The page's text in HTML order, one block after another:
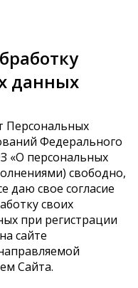
данных
Персональных
Федерального
«О персональных
свободно,
даю свое согласие
своих
при регистрации
сайте
Сайта.